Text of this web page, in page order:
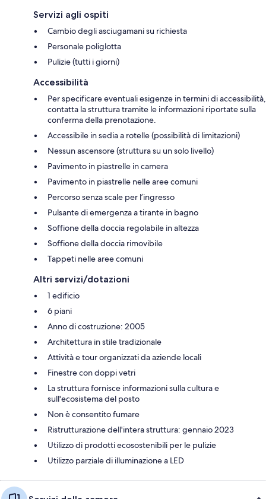
Servizi agli ospiti
Cambio degli asciugamani su richiesta
Personale poliglotta
Pulizie (tutti i giorni)
Accessibilità
Per specificare eventuali esigenze in termini di accessibilità,
contatta la struttura tramite le informazioni riportate sulla
conferma della prenotazione.
Accessibile in sedia a rotelle (possibilità di limitazioni)
Nessun ascensore (struttura su un solo livello)
Pavimento in piastrelle in camera
Pavimento in piastrelle nelle aree comuni
Percorso senza scale per l’ingresso
Pulsante di emergenza a tirante in bagno
Soffione della doccia regolabile in altezza
Soffione della doccia rimovibile
Tappeti nelle aree comuni
Altri servizi/dotazioni
1 edificio
6 piani
Anno di costruzione: 2005
Architettura in stile tradizionale
Attività e tour organizzati da aziende locali
Finestre con doppi vetri
La struttura fornisce informazioni sulla cultura e
sull'ecosistema del posto
Non è consentito fumare
Ristrutturazione dell'intera struttura: gennaio 2023
Utilizzo di prodotti ecosostenibili per le pulizie
Utilizzo parziale di illuminazione a LED